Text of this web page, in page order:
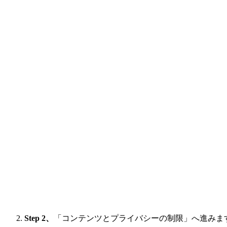
Step 2、 「コンテンツとプライバシーの制限」へ進みま